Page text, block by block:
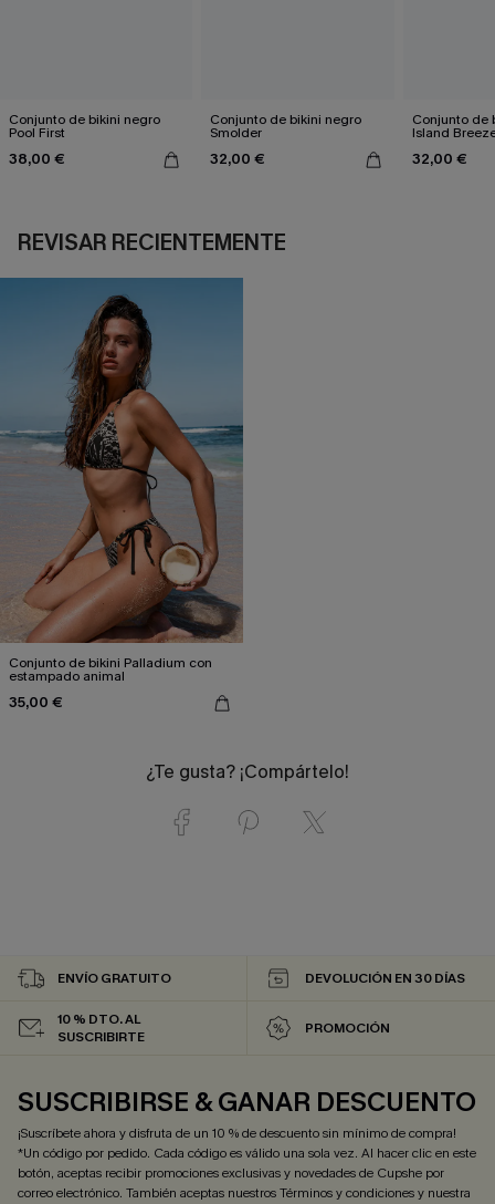
Conjunto de bikini negro
Pool First
38,00 €
Conjunto de bikini negro
Smolder
32,00 €
Conjunto de
Island
32,00 €
REVISAR RECIENTEMENTE
Conjunto de bikini Palladium con
estampado animal
35,00 €
¿Te gusta? ¡Compártelo!
ENVÍO GRATUITO DEVOLUCIÓN EN 30 DÍAS
10 % DTO. AL
SUSCRIBIRTE
PROMOCIÓN
SUSCRIBIRSE & GANAR DESCUENTO
¡Suscríbete ahora y disfruta de un 10 % de descuento sin mínimo de compra!
*Un código por pedido. Cada código es válido una sola vez. Al hacer clic en este
botón, aceptas recibir promociones exclusivas y novedades de Cupshe por
correo electrónico. También aceptas nuestrosTérminos y condicionesy nuestra